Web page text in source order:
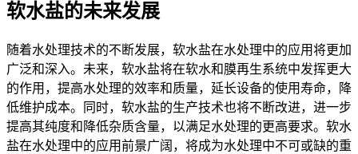
软水盐的未来发展
随着水处理技术的不断发展，软水盐在水处理中的应用将更加
广泛和深入。未来，软水盐将在软水和膜再生系统中发挥更大
的作用，提高水处理的效率和质量，延长设备的使用寿命，降
低维护成本。同时，软水盐的生产技术也将不断改进，进一步
提高其纯度和降低杂质含量，以满足水处理的更高要求。软水
盐在水处理中的应用前景广阔，将成为水处理中不可或缺的重